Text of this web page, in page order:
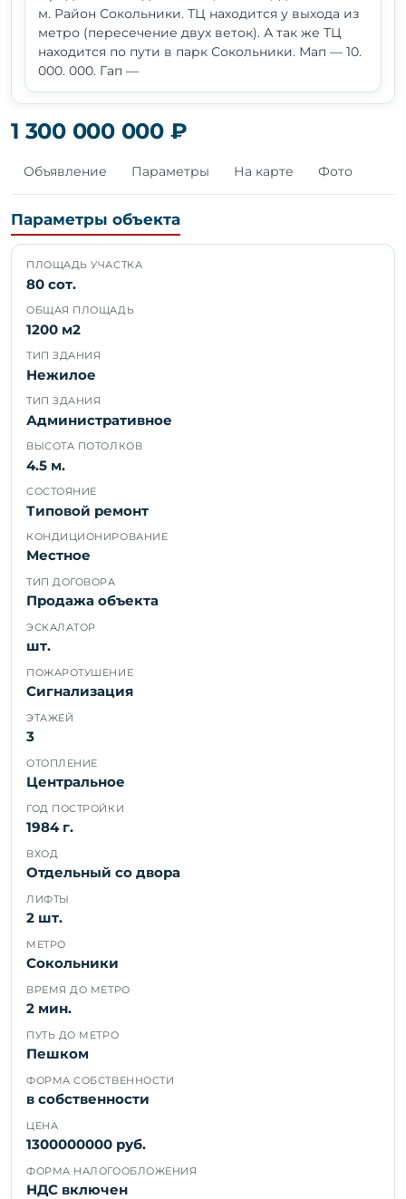
м. Район Сокольники. ТЦ находится у выхода из
метро (пересечение двух веток). А так же ТЦ
находится по пути в парк Сокольники. Мап — 10.
000. 000. Гап —
1 300 000 000 ₽
Объявление Параметры На карте Фото
Параметры объекта
ПЛОЩАДЬ УЧАСТКА
80 сот.
ОБЩАЯ ПЛОЩАДЬ
1200 м2
ТИП ЗДАНИЯ
Нежилое
ТИП ЗДАНИЯ
Административное
ВЫСОТА ПОТОЛКОВ
4.5 м.
СОСТОЯНИЕ
Типовой ремонт
КОНДИЦИОНИРОВАНИЕ
Местное
ТИП ДОГОВОРА
Продажа объекта
ЭСКАЛАТОР
шт.
ПОЖАРОТУШЕНИЕ
Сигнализация
ЭТАЖЕЙ
3
ОТОПЛЕНИЕ
Центральное
ГОД ПОСТРОЙКИ
1984 г.
ВХОД
Отдельный со двора
ЛИФТЫ
2 шт.
МЕТРО
Сокольники
ВРЕМЯ ДО МЕТРО
2 мин.
ПУТЬ ДО МЕТРО
Пешком
ФОРМА СОБСТВЕННОСТИ
в собственности
ЦЕНА
1300000000 руб.
ФОРМА НАЛОГООБЛОЖЕНИЯ
НДС включен